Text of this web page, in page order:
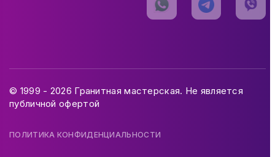
© 1999 - 2026 Гранитная мастерская. Не является
публичной офертой
ПОЛИТИКА КОНФИДЕНЦИАЛЬНОСТИ